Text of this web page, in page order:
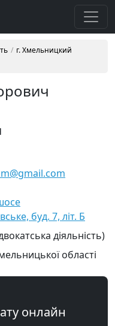
г. Хмельницкий
буд. 7, літ. Б
діяльність)
області
онлайн